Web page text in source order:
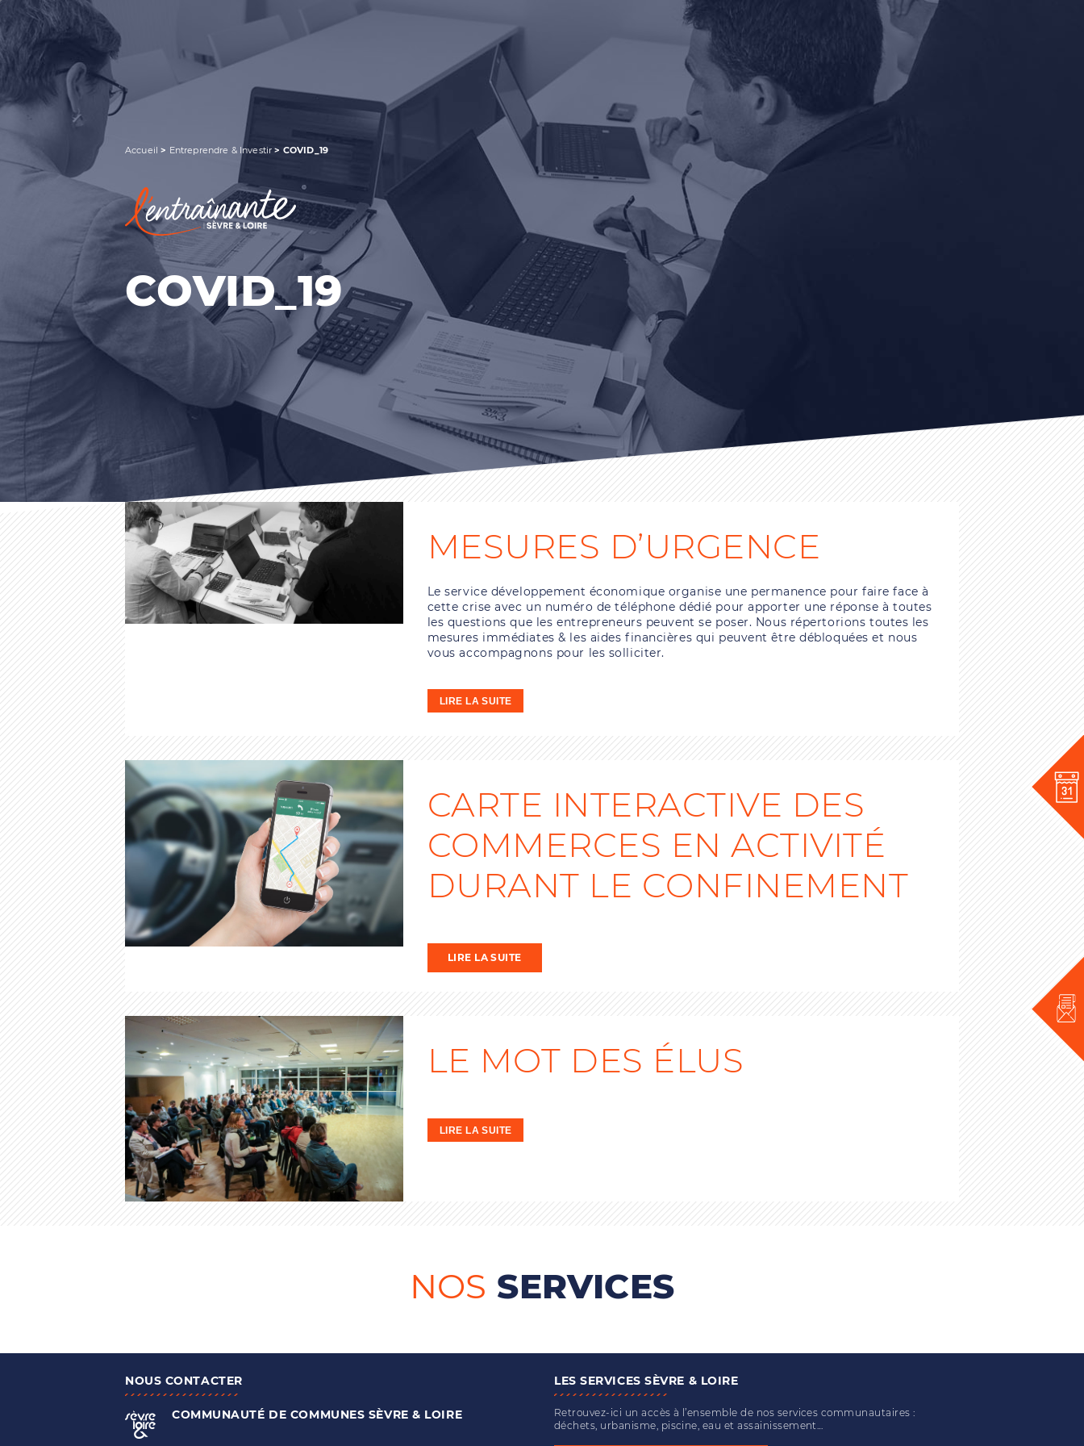
RECHERCHER UNE INFORMATION
Accueil > Entreprendre & Investir > COVID_19
COVID_19
MESURES D’URGENCE
Le service développement économique organise une permanence pour faire face à
cette crise avec un numéro de téléphone dédié pour apporter une réponse à toutes
les questions que les entrepreneurs peuvent se poser. Nous répertorions toutes les
mesures immédiates & les aides financières qui peuvent être débloquées et nous
vous accompagnons pour les solliciter.
LIRE LA SUITE
CARTE INTERACTIVE DES
COMMERCES EN ACTIVITÉ
DURANT LE CONFINEMENT
LIRE LA SUITE
LE MOT DES ÉLUS
LIRE LA SUITE
NOS SERVICES
NOUS CONTACTER
COMMUNAUTÉ DE COMMUNES SÈVRE & LOIRE
LES SERVICES SÈVRE & LOIRE
Retrouvez-ici un accès à l’ensemble de nos services communautaires :
déchets, urbanisme, piscine, eau et assainissement…